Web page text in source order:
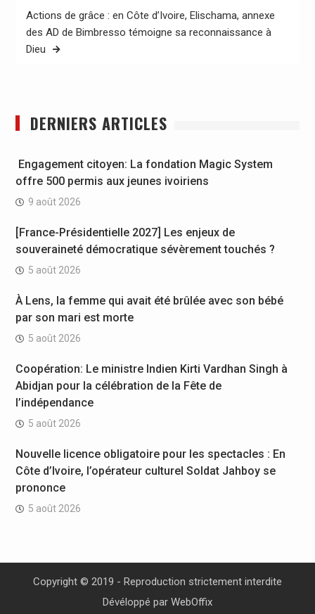
Actions de grâce : en Côte d’Ivoire, Elischama, annexe
des AD de Bimbresso témoigne sa reconnaissance à
Dieu
DERNIERS ARTICLES
Engagement citoyen: La fondation Magic System
offre 500 permis aux jeunes ivoiriens
9 août 2026
[France-Présidentielle 2027] Les enjeux de
souveraineté démocratique sévèrement touchés ?
5 août 2026
À Lens, la femme qui avait été brûlée avec son bébé
par son mari est morte
5 août 2026
Coopération: Le ministre Indien Kirti Vardhan Singh à
Abidjan pour la célébration de la Fête de
l’indépendance
5 août 2026
Nouvelle licence obligatoire pour les spectacles : En
Côte d’Ivoire, l’opérateur culturel Soldat Jahboy se
prononce
5 août 2026
Copyright © 2019 - Reproduction strictement interdite
Dévéloppé par WebOffix